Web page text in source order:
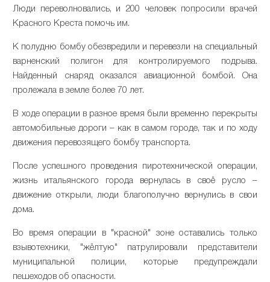
Люди переволновались, и 200 человек попросили врачей
Красного Креста помочь им.
К полудню бомбу обезвредили и перевезли на специальный
варненский полигон для контролируемого подрыва.
Найденный снаряд оказался авиационной бомбой. Она
пролежала в земле более 70 лет.
В ходе операции в разное время были временно перекрыты
автомобильные дороги – как в самом городе, так и по ходу
движения перевозящего бомбу транспорта.
После успешного проведения пиротехнической операции,
жизнь итальянского города вернулась в своё русло –
движение открыли, люди благополучно вернулись в свои
дома.
Во время операции в "красной" зоне оставались только
взывотехники, "жёлтую" патрулировали представители
муниципальной полиции, которые предупреждали
пешеходов об опасности.